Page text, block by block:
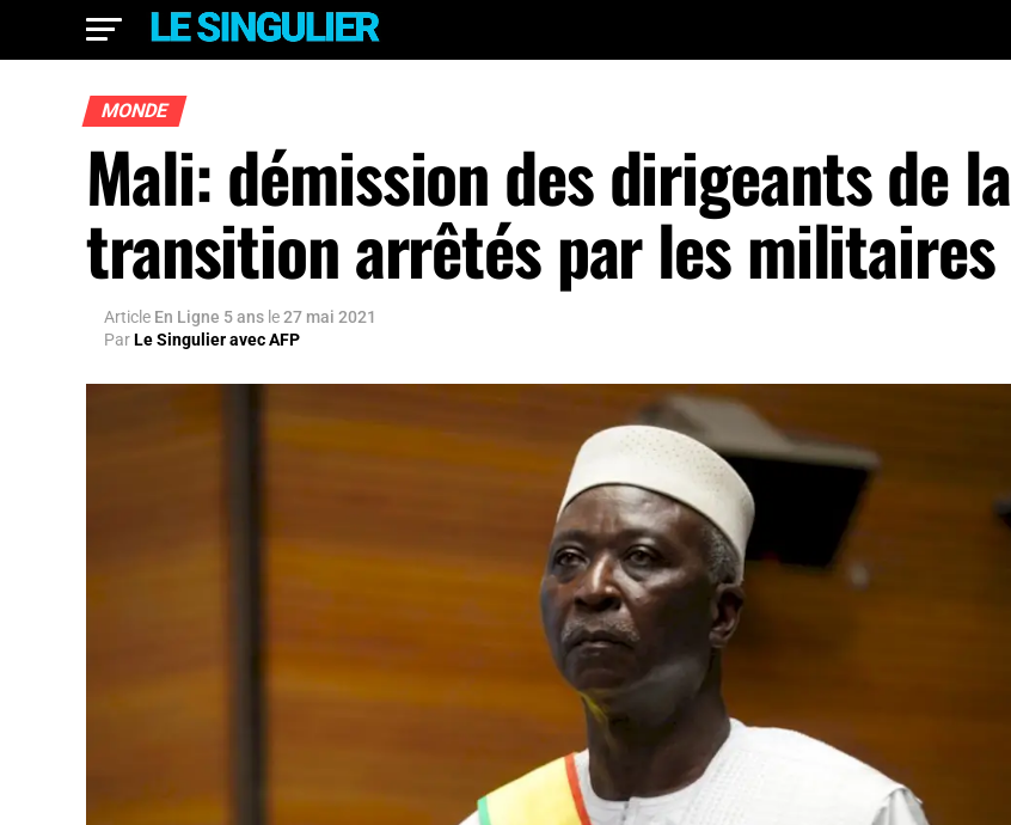
MONDE
Mali: démission des dirigeants de la
transition arrêtés par les militaires
Article En Ligne 5 ans le27 mai 2021
ParLe Singulier avec AFP